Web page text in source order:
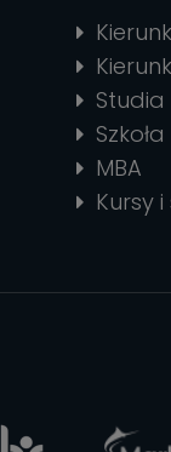
MBA
Kursy